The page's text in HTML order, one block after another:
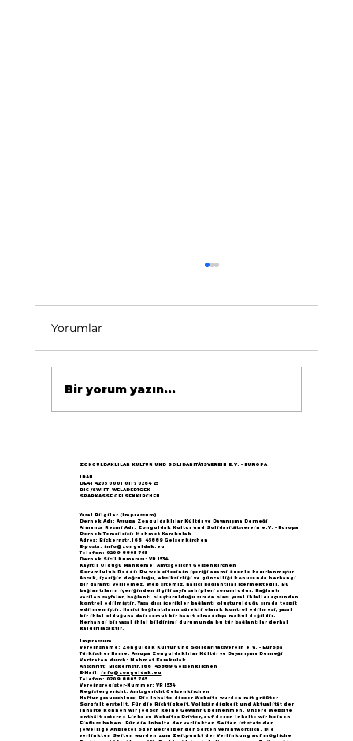
büyük yankı uyandırdı...
Yorumlar
Bir yorum yazın...
ZONGULDAKLILAR KULTUR UND SOLIDARITÄTSVEREIN E.V. - EUROPA
IBAN
DE41 4205 0001 0117 0264 25
BIC /SWIFT WELADED1GEK
SPARKASSE GELSENKIRCHEN
Yasal Bilgiler (Impressum)
Dernek Adı: Avrupa Zonguldaklılar Kültür ve Dayanışma Derneği
Almanca Resmi Adı: Zonguldak Kultur und Solidaritätsverein e.V. - Europa
Dernek Temsilcisi: Mehmet Karakulak
Adres: Bickernstr.166 45889 Gelsenkirchen
E-posta: info@zonguldak.eu
Telefon: 0209 8805 765
Dernek Sicil Numarası: VR 1534
Kayıtlı Olduğu Mahkeme: Amtsgericht Gelsenkirchen
Sorumluluk Reddi: Bu web sitesinin içeriği azami özenle hazırlanmıştır.
Ancak, içeriğin doğruluğu, eksiksizliği ve güncelliği konusunda herhangi
bir garanti verilemez. Web sitemiz, harici bağlantılar içermektedir. Bu
bağlantıların içeriğinden ilgili sayfa sahipleri sorumludur. Bağlantı
verilen sayfalar, bağlantı oluşturulduğu sırada olası yasal ihlaller açısından
kontrol edilmiştir. Yasa dışı içerikler bağlantı oluşturulduğu sırada tespit
edilmemiştir. Harici bağlantıların sürekli olarak kontrol edilmesi, yasal
bir ihlal olduğuna dair somut bir kanıt olmadıkça makul değildir.
Herhangi bir yasal ihlal bildirimi durumunda bu tür bağlantılar derhal
kaldırılacaktır.
Impressum
Vereinsname: Zonguldak Kultur und Solidaritätsverein e.V. - Europa
Türkischer Name: Avrupa Zonguldaklılar Kültür ve Dayanışma Derneği
Vertreten durch: Mehmet Karakulak
Anschrift: Bickernstr.166 45889 Gelsenkirchen
E-Mail: info@zonguldak.eu
Telefon: 0209 8805 765
Vereinsregister-Nummer: VR 1534
Registergericht: Amtsgericht Gelsenkirchen
Haftungsausschluss: Die Inhalte dieser Website wurden mit größter
Sorgfalt erstellt. Für die Richtigkeit, Vollständigkeit und Aktualität der
Inhalte können wir jedoch keine Gewähr übernehmen. Unsere Website
enthält externe Links zu Websites Dritter, auf deren Inhalte wir keinen
Einfluss haben. Für die Inhalte der verlinkten Seiten ist stets der
jeweilige Anbieter oder Betreiber der Seiten verantwortlich. Die
verlinkten Seiten wurden zum Zeitpunkt der Verlinkung auf mögliche